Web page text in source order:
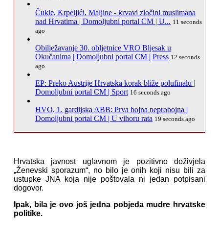
Čukle, Krpeljići, Maljine - krvavi zločini muslimana
nad Hrvatima | Domoljubni portal CM | U... 11 seconds
ago
Obilježavanje 30. obljetnice VRO Bljesak u
Okučanima | Domoljubni portal CM | Press 12 seconds
ago
EP: Preko Austrije Hrvatska korak bliže polufinalu |
Domoljubni portal CM | Sport 16 seconds ago
HVO, 1. gardijska ABB: Prva bojna neprobojna |
Domoljubni portal CM | U vihoru rata 19 seconds ago
Hrvatska javnost uglavnom je pozitivno doživjela
„Ženevski sporazum“, no bilo je onih koji nisu bili za
ustupke JNA koja nije poštovala ni jedan potpisani
dogovor.
Ipak, bila je ovo još jedna pobjeda mudre hrvatske
politike.